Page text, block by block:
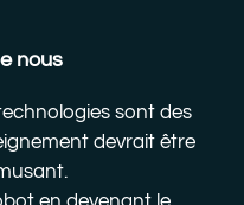
nous
sont des
devrait être